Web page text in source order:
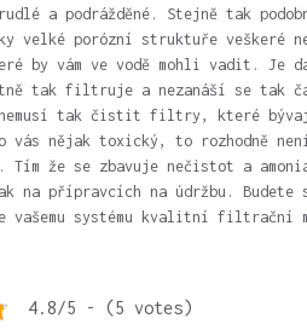
a podrážděné. Stejně tak
velké porózní struktuře veškeré
by vám ve vodě mohli vadit. Je
tak filtruje a nezanáší se tak
tak čistit filtry, které bývají
nějak toxický, to rozhodně
Tím že se zbavuje nečistot a
na přípravcích na údržbu. Budete
vašemu systému kvalitní filtrační
4.8/5 - (5 votes)